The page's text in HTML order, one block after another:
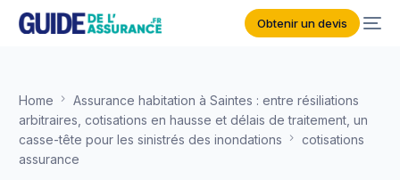
Obtenir un devis
Home
Assurance habitation à Saintes : entre résiliations
arbitraires, cotisations en hausse et délais de traitement, un
casse-tête pour les sinistrés des inondations
cotisations
assurance